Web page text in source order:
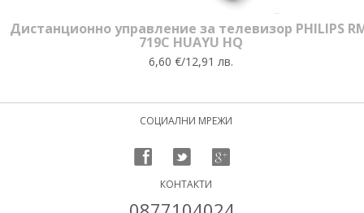
Дистанционно управление за телевизор PHILIPS
719C HUAYU HQ
6,60 €/12,91 лв.
СОЦИАЛНИ МРЕЖИ
КОНТАКТИ